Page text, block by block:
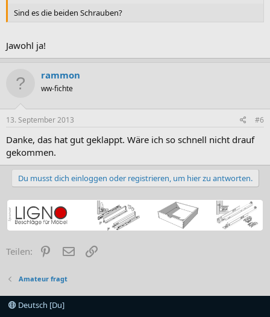
Sind es die beiden Schrauben?
Jawohl ja!
rammon
ww-fichte
13. September 2013 #6
Danke, das hat gut geklappt. Wäre ich so schnell nicht drauf
gekommen.
Du musst dich einloggen oder registrieren, um hier zu antworten.
Teilen: PinterestE-Mail
Amateur fragt
Deutsch [Du]